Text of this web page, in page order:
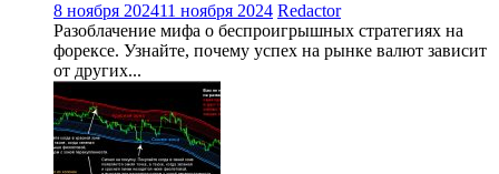
8 ноября 202411 ноября 2024 Redactor
Разоблачение мифа о беспроигрышных стратегиях на
форексе. Узнайте, почему успех на рынке валют зависит
от других...